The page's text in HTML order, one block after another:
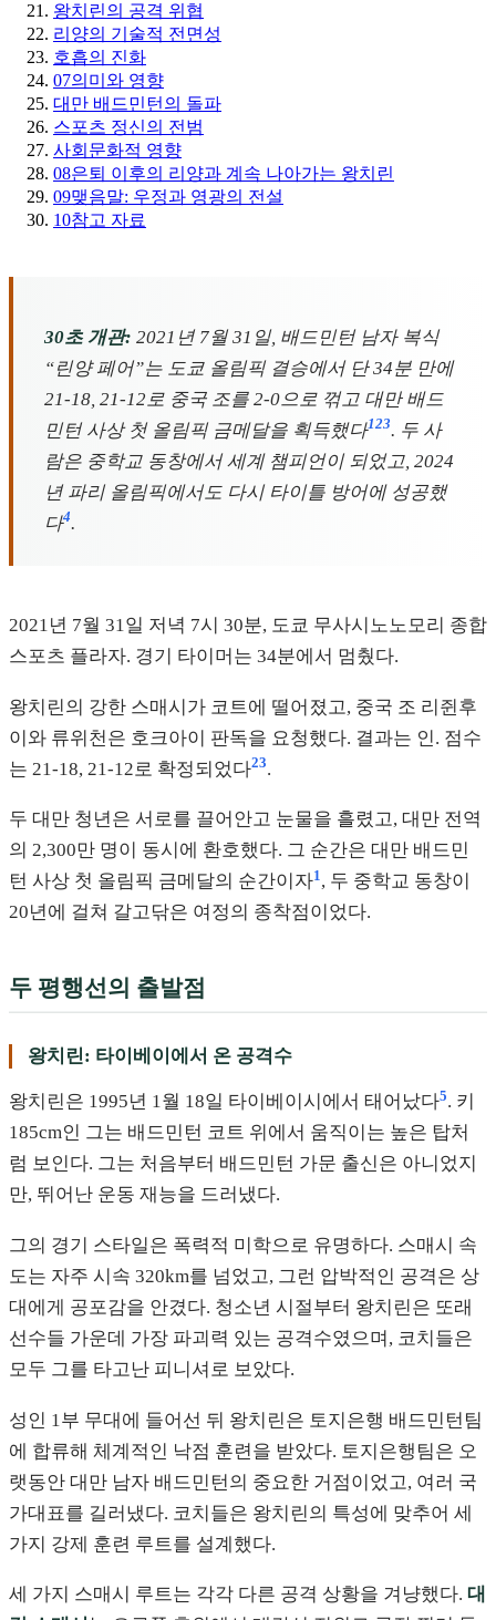
왕치린의 공격 위협
리양의 기술적 전면성
호흡의 진화
07의미와 영향
대만 배드민턴의 돌파
스포츠 정신의 전범
사회문화적 영향
08은퇴 이후의 리양과 계속 나아가는 왕치린
09맺음말: 우정과 영광의 전설
10참고 자료
30초 개관: 2021년 7월 31일, 배드민턴 남자 복식
“린양 페어”는 도쿄 올림픽 결승에서 단 34분 만에
21-18, 21-12로 중국 조를 2-0으로 꺾고 대만 배드
민턴 사상 첫 올림픽 금메달을 획득했다123. 두 사
람은 중학교 동창에서 세계 챔피언이 되었고, 2024
년 파리 올림픽에서도 다시 타이틀 방어에 성공했
다4.
2021년 7월 31일 저녁 7시 30분, 도쿄 무사시노노모리 종합
스포츠 플라자. 경기 타이머는 34분에서 멈췄다.
왕치린의 강한 스매시가 코트에 떨어졌고, 중국 조 리쥔후
이와 류위천은 호크아이 판독을 요청했다. 결과는 인. 점수
는 21-18, 21-12로 확정되었다23.
두 대만 청년은 서로를 끌어안고 눈물을 흘렸고, 대만 전역
의 2,300만 명이 동시에 환호했다. 그 순간은 대만 배드민
턴 사상 첫 올림픽 금메달의 순간이자1 , 두 중학교 동창이
20년에 걸쳐 갈고닦은 여정의 종착점이었다.
두 평행선의 출발점
왕치린: 타이베이에서 온 공격수
왕치린은 1995년 1월 18일 타이베이시에서 태어났다5. 키
185cm인 그는 배드민턴 코트 위에서 움직이는 높은 탑처
럼 보인다. 그는 처음부터 배드민턴 가문 출신은 아니었지
만, 뛰어난 운동 재능을 드러냈다.
그의 경기 스타일은 폭력적 미학으로 유명하다. 스매시 속
도는 자주 시속 320km를 넘었고, 그런 압박적인 공격은 상
대에게 공포감을 안겼다. 청소년 시절부터 왕치린은 또래
선수들 가운데 가장 파괴력 있는 공격수였으며, 코치들은
모두 그를 타고난 피니셔로 보았다.
성인 1부 무대에 들어선 뒤 왕치린은 토지은행 배드민턴팀
에 합류해 체계적인 낙점 훈련을 받았다. 토지은행팀은 오
랫동안 대만 남자 배드민턴의 중요한 거점이었고, 여러 국
가대표를 길러냈다. 코치들은 왕치린의 특성에 맞추어 세
가지 강제 훈련 루트를 설계했다.
세 가지 스매시 루트는 각각 다른 공격 상황을 겨냥했다. 대